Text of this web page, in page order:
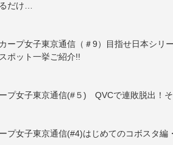
だけ…
ープ女子東京通信（＃9）目指せ日本シ
ポット一挙ご紹介!!
プ女子東京通信(#５) QVCで連敗脱出！
プ女子東京通信(#4)はじめてのコボスタ編